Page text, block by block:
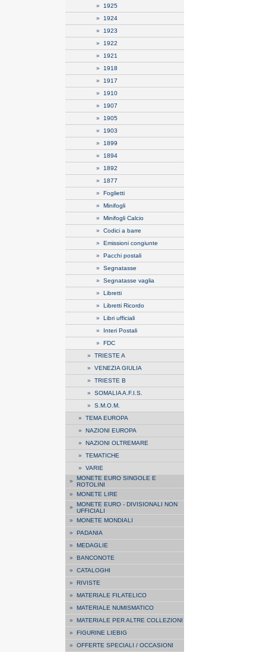
» 1925
» 1924
» 1923
» 1922
» 1921
» 1918
» 1917
» 1910
» 1907
» 1905
» 1903
» 1899
» 1894
» 1892
» 1877
» Foglietti
» Minifogli
» Minifogli Calcio
» Codici a barre
» Emissioni congiunte
» Pacchi postali
» Segnatasse
» Segnatasse vaglia
» Libretti
» Libretti Ricordo
» Libri ufficiali
» Interi Postali
» FDC
» TRIESTE A
» VENEZIA GIULIA
» TRIESTE B
» SOMALIA A.F.I.S.
» S.M.O.M.
» TEMA EUROPA
» NAZIONI EUROPA
» NAZIONI OLTREMARE
» TEMATICHE
» VARIE
» MONETE EURO SINGOLE E
ROTOLINI
» MONETE LIRE
» MONETE EURO - DIVISIONALI NON
UFFICIALI
» MONETE MONDIALI
» PADANIA
» MEDAGLIE
» BANCONOTE
» CATALOGHI
» RIVISTE
» MATERIALE FILATELICO
» MATERIALE NUMISMATICO
» MATERIALE PER ALTRE COLLEZIONI
» FIGURINE LIEBIG
» OFFERTE SPECIALI / OCCASIONI